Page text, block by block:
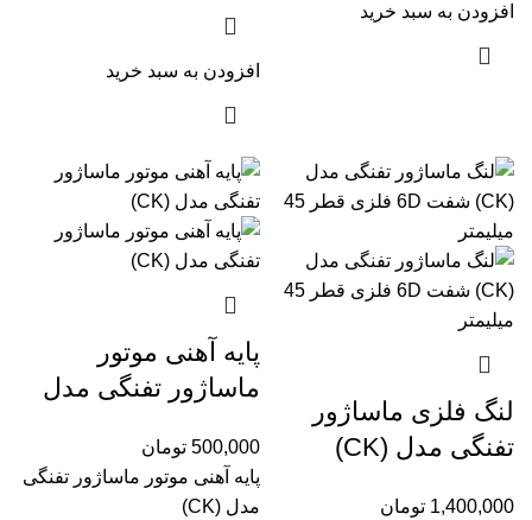
افزودن به سبد خرید
افزودن به سبد خرید
لنگ فلزی ماساژور
تفنگی مدل (CK)
1,400,000 تومان
پایه آهنی موتور
ماساژور تفنگی مدل
500,000 تومان
پایه آهنی موتور ماساژور تفنگی
مدل (CK)